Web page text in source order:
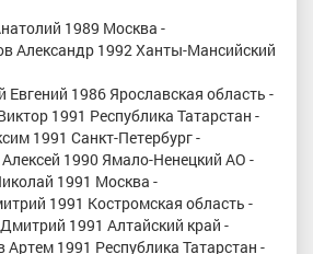
1989 Москва -
Александр 1992 Ханты-Мансийский
1986 Ярославская область -
1991 Республика Татарстан -
1991 Санкт-Петербург -
1990 Ямало-Ненецкий АО -
1991 Москва -
1991 Костромская область -
1991 Алтайский край -
1991 Республика Татарстан -